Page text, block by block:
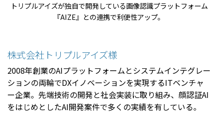
トリプルアイズが独自で開発している画像認識プラットフォーム
『AIZE』との連携で利便性アップ。
株式会社トリプルアイズ様
2008年創業のAIプラットフォームとシステムインテグレー
ションの両輪でDXイノベーションを実現するITベンチャ
ー企業。先端技術の開発と社会実装に取り組み、顔認証AI
をはじめとしたAI開発案件で多くの実績を有している。